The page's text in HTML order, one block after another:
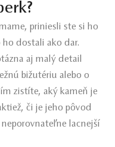
priniesli ste si ho
dostali ako dar.
aj malý detail
bižutériu alebo o
zistíte, aký kameň je
či je jeho pôvod
lacnejší